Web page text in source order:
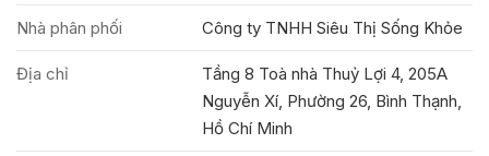
Nhà phân phối Công ty TNHH Siêu Thị Sống Khỏe
Địa chỉ
Tầng 8 Toà nhà Thuỷ Lợi 4, 205A
Nguyễn Xí, Phường 26, Bình Thạnh,
Hồ Chí Minh